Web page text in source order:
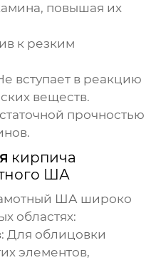
повышая их
к резким
вступает в реакцию
веществ.
прочностью
кирпича
ША
ША широко
областях:
Для облицовки
элементов,